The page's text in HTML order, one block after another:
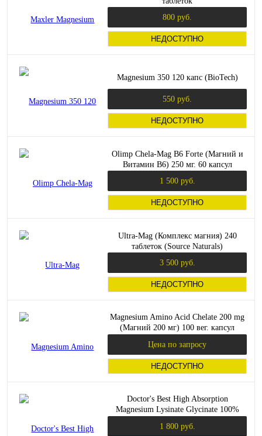
800 руб.
НЕДОСТУПНО
Magnesium 350 120 капс (BioTech)
550 руб.
НЕДОСТУПНО
Olimp Chela-Mag B6 Forte (Магний и
Витамин B6) 250 мг. 60 капсул
1 500 руб.
НЕДОСТУПНО
Ultra-Mag (Комплекс магния) 240
таблеток (Source Naturals)
3 500 руб.
НЕДОСТУПНО
Magnesium Amino Acid Chelate 200 mg
(Магний 200 мг) 100 вег. капсул
Цена по запросу
НЕДОСТУПНО
Doctor's Best High Absorption
Magnesium Lysinate Glycinate 100%
абсорбцией, Лизинат глицинат 100%
1 800 руб.